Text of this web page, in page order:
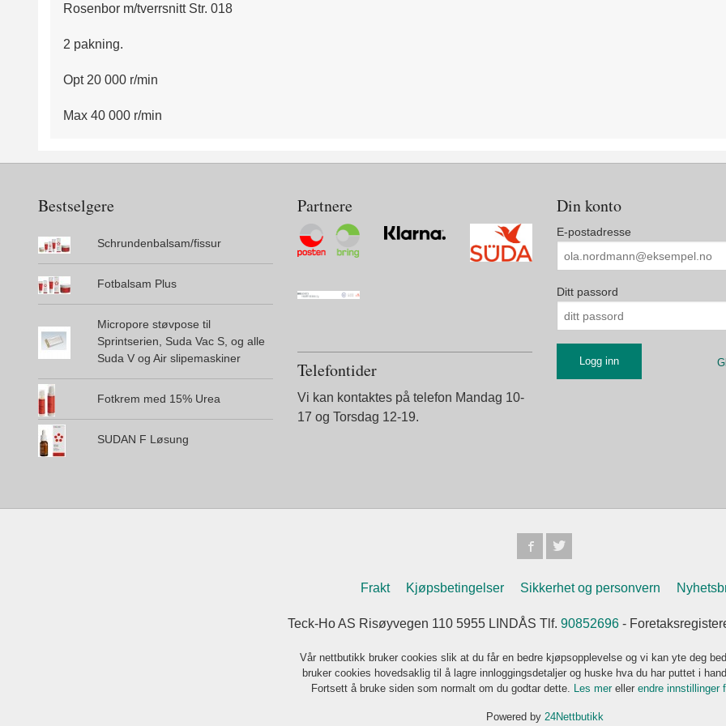
Rosenbor m/tverrsnitt Str. 018
2 pakning.
Opt 20 000 r/min
Max 40 000 r/min
Bestselgere
Schrundenbalsam/fissur
Fotbalsam Plus
Micropore støvpose til
Sprintserien, Suda Vac S, og alle
Suda V og Air slipemaskiner
Fotkrem med 15% Urea
SUDAN F Løsung
Partnere
Telefontider
Vi kan kontaktes på telefon Mandag 10-
17 og Torsdag 12-19.
Din konto
E-postadresse
Ditt passord
Frakt Kjøpsbetingelser Sikkerhet og personvern
Teck-Ho AS Risøyvegen 110 5955 LINDÅS Tlf. 90852696-
Vår nettbutikk bruker cookies slik at du får en bedre kjøpsopplevelse og vi kan yte deg
bruker cookies hovedsaklig til å lagre innloggingsdetaljer og huske hva du har puttet i
Fortsett å bruke siden som normalt om du godtar dette. Les mer eller endre innstillinger
Powered by 24Nettbutikk